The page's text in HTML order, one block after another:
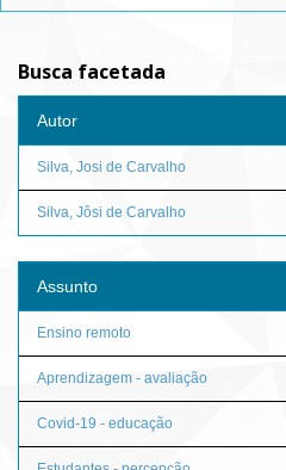
Busca facetada
Autor
Silva, Josi de Carvalho
Silva, Jôsi de Carvalho
Assunto
Ensino remoto
Aprendizagem - avaliação
Covid-19 - educação